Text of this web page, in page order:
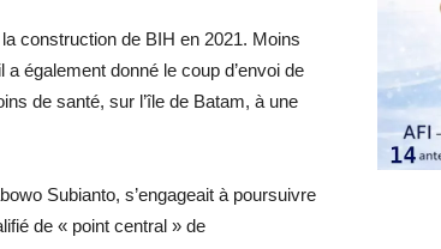
construction de BIH en 2021. Moins
également donné le coup d’envoi de
de santé, sur l’île de Batam, à une
Subianto, s’engageait à poursuivre
de « point central » de